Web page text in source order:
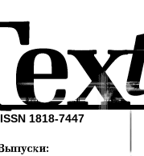
ISSN 1818-7447